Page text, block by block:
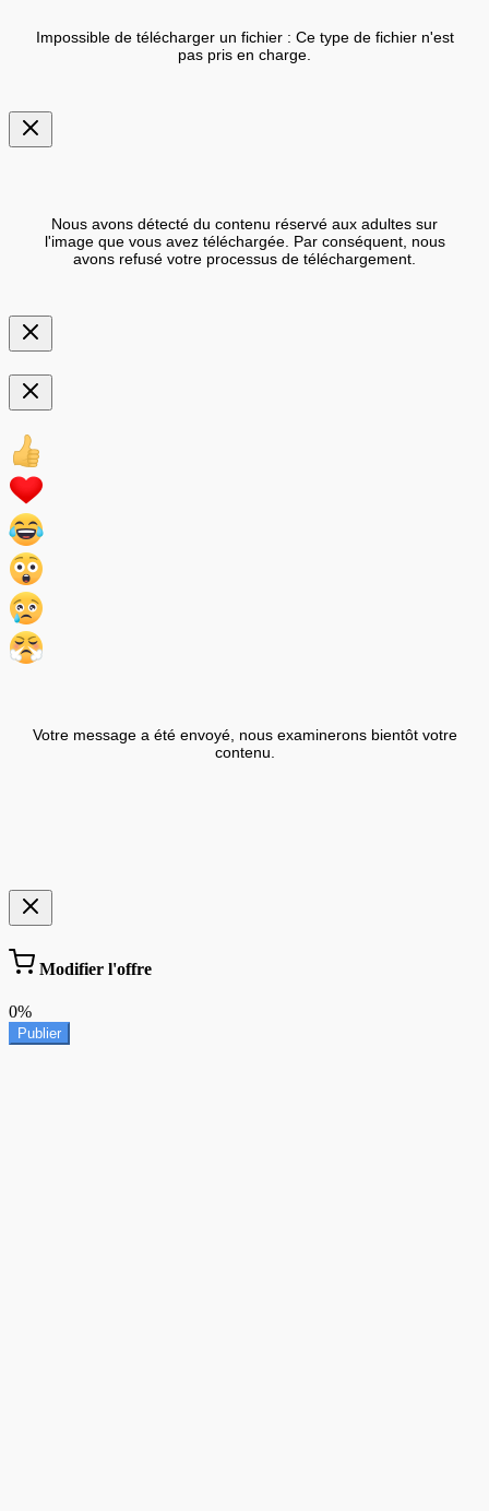
Impossible de télécharger un fichier : Ce type de fichier n'est
pas pris en charge.
Nous avons détecté du contenu réservé aux adultes sur
l'image que vous avez téléchargée. Par conséquent, nous
avons refusé votre processus de téléchargement.
Votre message a été envoyé, nous examinerons bientôt votre
contenu.
Modifier l'offre
0%
Publier